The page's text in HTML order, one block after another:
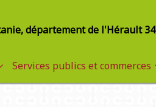
département de l'Hérault 34
Services publics et commerces